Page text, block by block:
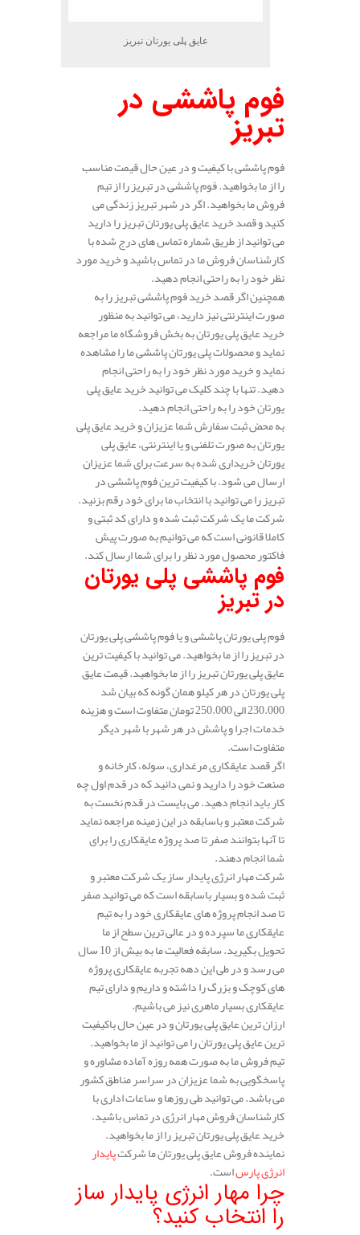
عایق پلی یورتان تبریز
فوم پاششی در
تبریز
فوم پاششی با کیفیت و در عین حال قیمت مناسب
را از ما بخواهید. فوم پاششی در تبریز را از تیم
فروش ما بخواهید. اگر در شهر تبریز زندگی می
کنید و قصد خرید عایق پلی یورتان تبریز را دارید
می توانید از طریق شماره تماس های درج شده با
کارشناسان فروش ما در تماس باشید و خرید مورد
نظر خود را به راحتی انجام دهید.
همچنین اگر قصد خرید فوم پاششی تبریز را به
صورت اینترنتی نیز دارید، می توانید به منظور
خرید عایق پلی یورتان به بخش فروشگاه ما مراجعه
نماید و محصولات پلی یورتان پاششی ما را مشاهده
نماید و خرید مورد نظر خود را به راحتی انجام
دهید. تنها با چند کلیک می توانید خرید عایق پلی
یورتان خود را به راحتی انجام دهید.
به محض ثبت سفارش شما عزیزان و خرید عایق پلی
یورتان به صورت تلفنی و یا اینترنتی، عایق پلی
یورتان خریداری شده به سرعت برای شما عزیزان
ارسال می شود. با کیفیت ترین فوم پاششی در
تبریز را می توانید با انتخاب ما برای خود رقم بزنید.
شرکت ما یک شرکت ثبت شده و دارای کد ثبتی و
کاملا قانونی است که می توانیم به صورت پیش
فاکتور محصول مورد نظر را برای شما ارسال کند.
فوم پاششی پلی یورتان
در تبریز
فوم پلی یورتان پاششی و یا فوم پاششی پلی یورتان
در تبریز را از ما بخواهید. می توانید با کیفیت ترین
عایق پلی یورتان تبریز را از ما بخواهید. قیمت عایق
پلی یورتان در هر کیلو همان گونه که بیان شد
230.000 الی 250.000 تومان متفاوت است و هزینه
خدمات اجرا و پاشش در هر شهر با شهر دیگر
متفاوت است.
اگر قصد عایقکاری مرغداری، سوله، کارخانه و
صنعت خود را دارید و نمی دانید که در قدم اول چه
کار باید انجام دهید. می بایست در قدم نخست به
شرکت معتبر و باسابقه در این زمینه مراجعه نماید
تا آنها بتوانند صفر تا صد پروژه عایقکاری را برای
شما انجام دهند.
شرکت مهار انرژی پایدار ساز یک شرکت معتبر و
ثبت شده و بسیار باسابقه است که می توانید صفر
تا صد انجام پروژه های عایقکاری خود را به تیم
عایقکاری ما سپرده و در عالی ترین سطح از ما
تحویل بگیرید. سابقه فعالیت ما به بیش از 10 سال
می رسد و در طی این دهه تجربه عایقکاری پروژه
های کوچک و بزرگ را داشته و داریم و دارای تیم
عایقکاری بسیار ماهری نیز می باشیم.
ارزان ترین عایق پلی یورتان و در عین حال باکیفیت
ترین عایق پلی یورتان را می توانید از ما بخواهید.
تیم فروش ما به صورت همه روزه آماده مشاوره و
پاسخگویی به شما عزیزان در سراسر مناطق کشور
می باشد. می توانید طی روزها و ساعات اداری با
کارشناسان فروش مهار انرژی در تماس باشید.
خرید عایق پلی یورتان تبریز را از ما بخواهید.
نماینده فروش عایق پلی یورتان ما شرکتپایدار
انرژی پارساست.
چرا مهار انرژی پایدار ساز
را انتخاب کنید؟